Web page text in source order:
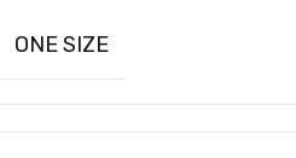
ONE SIZE